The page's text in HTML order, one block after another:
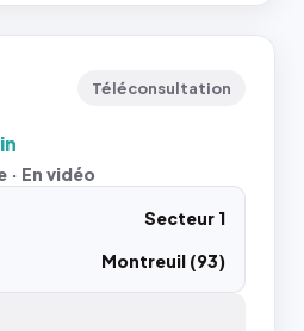
Téléconsultation
En vidéo
Secteur 1
Montreuil (93)